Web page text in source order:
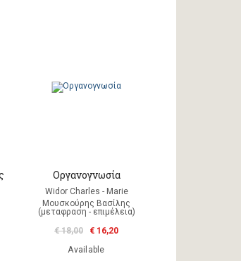
Οργανογνωσία
Widor Charles - Marie
Μουσκούρης Βασίλης
(μεταφραση - επιμέλεια)
€ 18,00
€ 16,20
Available